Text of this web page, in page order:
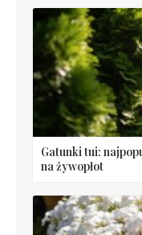
Gatunki tui:
na żywopłot